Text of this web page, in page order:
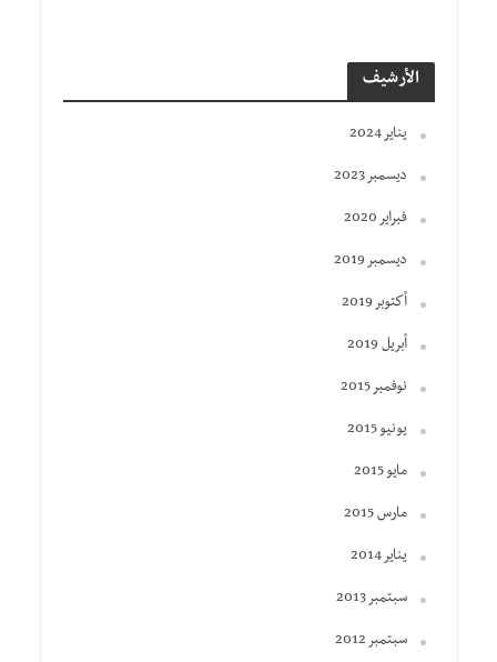
الأرشيف
يناير 2024
ديسمبر 2023
فبراير 2020
ديسمبر 2019
أكتوبر 2019
أبريل 2019
نوفمبر 2015
يونيو 2015
مايو 2015
مارس 2015
يناير 2014
سبتمبر 2013
سبتمبر 2012